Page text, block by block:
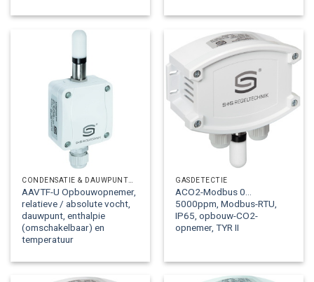
AAVTF-U Opbouwopnemer,
relatieve / absolute vocht,
dauwpunt, enthalpie
(omschakelbaar) en
temperatuur
GASDETECTIE
ACO2-Modbus 0…
5000ppm, Modbus-RTU,
IP65, opbouw-CO2-
opnemer, TYR II